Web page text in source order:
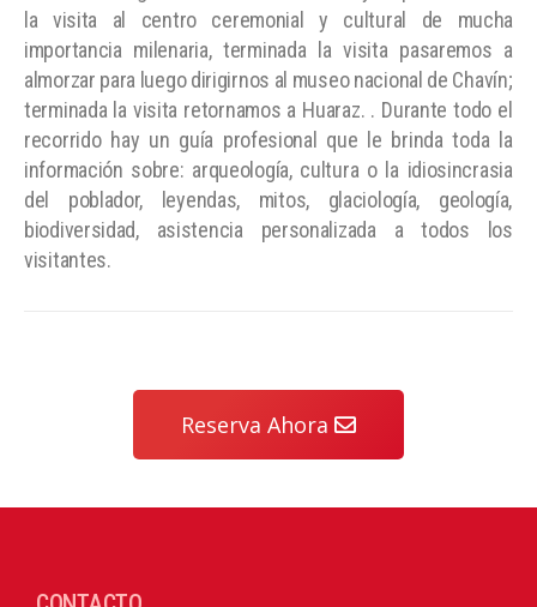
la visita al centro ceremonial y cultural de mucha
importancia milenaria, terminada la visita pasaremos a
almorzar para luego dirigirnos al museo nacional de Chavín;
terminada la visita retornamos a Huaraz. . Durante todo el
recorrido hay un guía profesional que le brinda toda la
información sobre: arqueología, cultura o la idiosincrasia
del poblador, leyendas, mitos, glaciología, geología,
biodiversidad, asistencia personalizada a todos los
visitantes.
Reserva Ahora